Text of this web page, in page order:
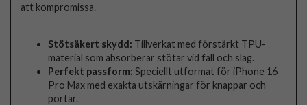
att kompromissa.
Stötsäkert skydd: Tillverkat med förstärkt TPU-
material som absorberar stötar vid fall och slag.
Perfekt passform: Speciellt utformat för iPhone 16
Pro Max med exakta utskärningar för knappar och
portar.